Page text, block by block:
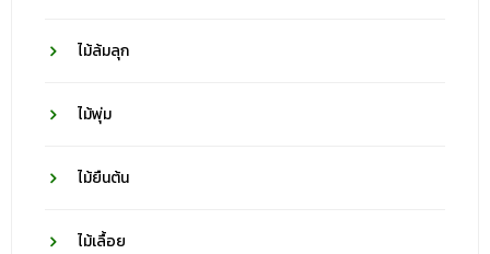
ไม้ล้มลุก
ไม้พุ่ม
ไม้ยืนต้น
ไม้เลื้อย